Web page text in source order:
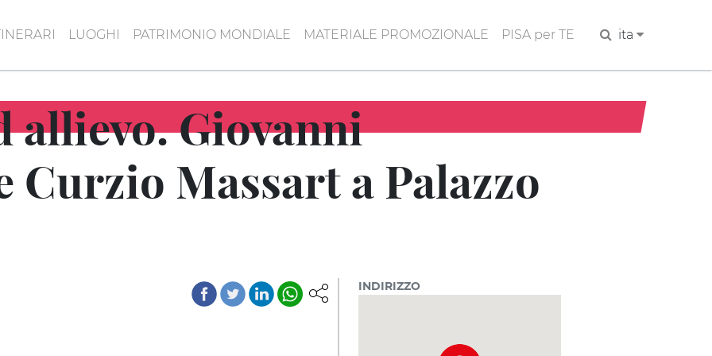
LUOGHI PATRIMONIO MONDIALE MATERIALE PROMOZIONALE PISA per TE Cerca ita
allievo. Giovanni
Massart a Palazzo
INDIRIZZO